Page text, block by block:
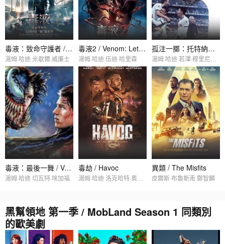
毒液：致命守護者 / Venom
湯姆·哈迪 米歇爾·威廉士
毒液2 / Venom: Let There Be Carnage
湯姆·哈迪 伍迪·哈里森
孤注一擲：托特納姆熱刺 / All or Nothing: Tottenham Hotspur
毒液：最後一舞 / Venom: The Last Dance
湯姆·哈迪 切瓦特·埃加福
毒劫 / Havoc
湯姆·哈迪 洛克哈特·奧吉爾維
異類 / The Misfits
皮爾斯·布魯斯南 鄭智麟
黑幫領地 第一季 / MobLand Season 1 同類別
的歐美劇